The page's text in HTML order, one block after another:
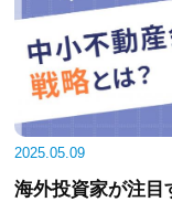
2025.05.09
海外投資家が注目